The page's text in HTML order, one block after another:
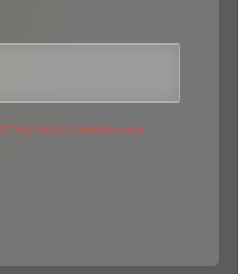
персональных